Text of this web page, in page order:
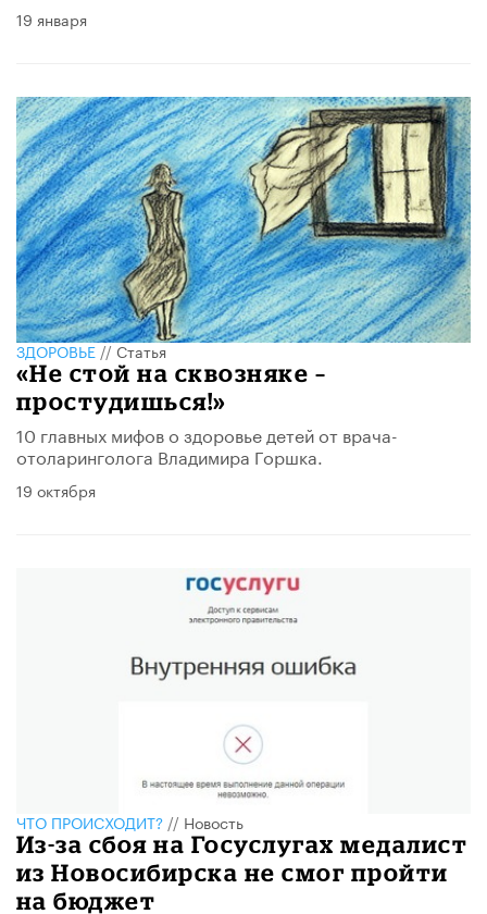
19 января
ЗДОРОВЬЕ//Статья
«Не стой на сквозняке –
простудишься!»
10 главных мифов о здоровье детей от врача-
отоларинголога Владимира Горшка.
19 октября
ЧТО ПРОИСХОДИТ? // Новость
Из-за сбоя на Госуслугах медалист
из Новосибирска не смог пройти
на бюджет